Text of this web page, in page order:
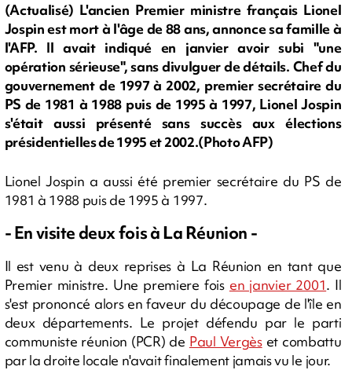
(Actualisé) L'ancien Premier ministre français Lionel
Jospin est mort à l'âge de 88 ans, annonce sa famille à
l'AFP. Il avait indiqué en janvier avoir subi "une
opération sérieuse", sans divulguer de détails. Chef du
gouvernement de 1997 à 2002, premier secrétaire du
PS de 1981 à 1988 puis de 1995 à 1997, Lionel Jospin
s'était aussi présenté sans succès aux élections
présidentielles de 1995 et 2002.(Photo AFP)
Lionel Jospin a aussi été premier secrétaire du PS de
1981 à 1988 puis de 1995 à 1997.
- En visite deux fois à La Réunion -
Il est venu à deux reprises à La Réunion en tant que
Premier ministre. Une premiere fois en janvier 2001. Il
s'est prononcé alors en faveur du découpage de l'île en
deux départements. Le projet défendu par le parti
communiste réunion (PCR) de Paul Vergèset combattu
par la droite locale n'avait finalement jamais vu le jour.